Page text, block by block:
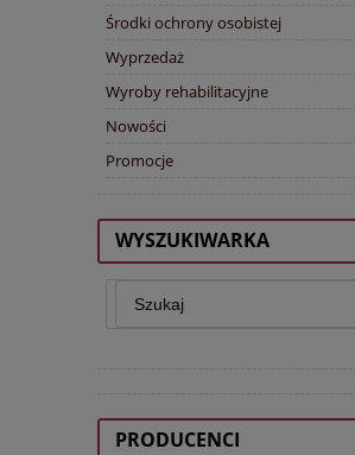
Środki ochrony osobistej
Wyprzedaż
Wyroby rehabilitacyjne
Nowości
Promocje
WYSZUKIWARKA
PRODUCENCI